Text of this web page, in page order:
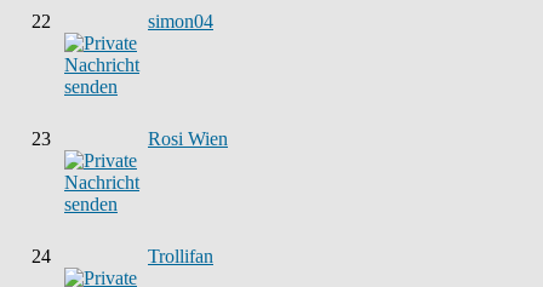
22 simon04
23 Rosi Wien
24 Trollifan